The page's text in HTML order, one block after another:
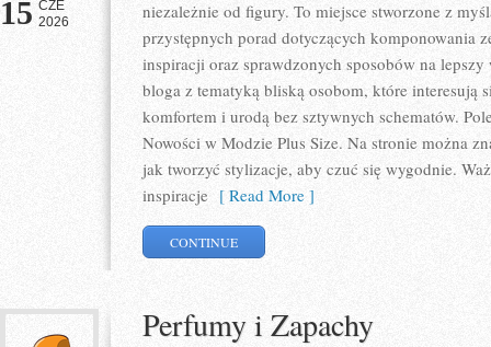
15 CZE
2026
niezależnie od figury. To miejsce stworzone z
przystępnych porad dotyczących komponowania
inspiracji oraz sprawdzonych sposobów na
bloga z tematyką bliską osobom, które interesują
komfortem i urodą bez sztywnych schematów.
Nowości w Modzie Plus Size. Na stronie można
jak tworzyć stylizacje, aby czuć się wygodnie.
inspiracje [ Read More ]
CONTINUE
Perfumy i Zapachy